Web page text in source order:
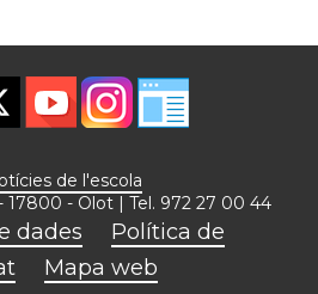
de l'escola
17800 - Olot | Tel. 972 27 00 44
dades
Política de
Mapa web